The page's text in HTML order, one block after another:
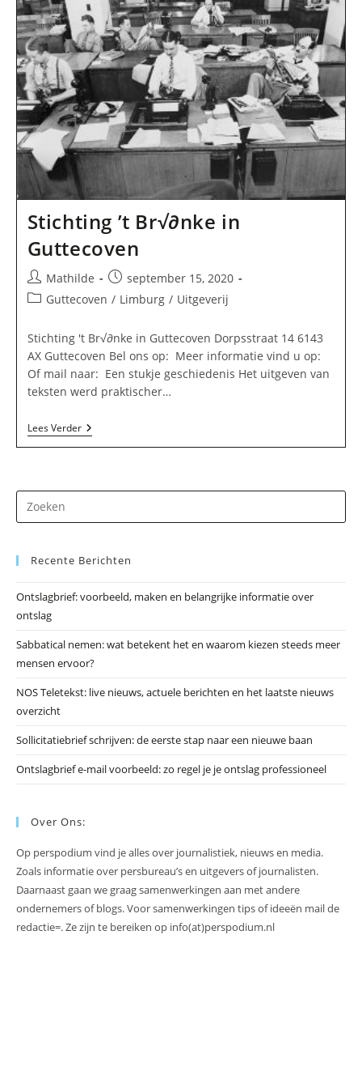
Stichting ’t Br√∂nke in
Guttecoven
Bericht
auteur:
Mathilde
Bericht
gepubliceerd
september 15, 2020
Berichtcategorie:
Guttecoven / Limburg / Uitgeverij
Stichting 't Br√∂nke in Guttecoven Dorpsstraat 14 6143
AX Guttecoven Bel ons op: Meer informatie vind u op:
Of mail naar: Een stukje geschiedenis Het uitgeven van
teksten werd praktischer…
Lees VerderStichting
’t
op
Recente Berichten
Ontslagbrief: voorbeeld, maken en belangrijke informatie over
ontslag
Sabbatical nemen: wat betekent het en waarom kiezen steeds meer
mensen ervoor?
NOS Teletekst: live nieuws, actuele berichten en het laatste nieuws
overzicht
Sollicitatiebrief schrijven: de eerste stap naar een nieuwe baan
Ontslagbrief e-mail voorbeeld: zo regel je je ontslag professioneel
Over Ons:
Op perspodium vind je alles over journalistiek, nieuws en media.
Zoals informatie over persbureau’s en uitgevers of journalisten.
Daarnaast gaan we graag samenwerkingen aan met andere
ondernemers of blogs. Voor samenwerkingen tips of ideeën mail de
redactie=. Ze zijn te bereiken op info(at)perspodium.nl